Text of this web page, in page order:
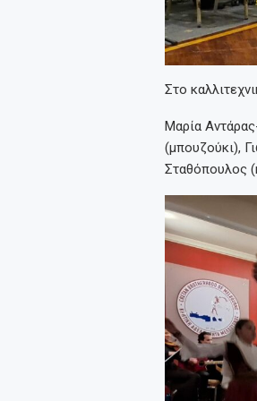
Στο
Μαρία
(μπουζούκι),
Σταθόπουλος